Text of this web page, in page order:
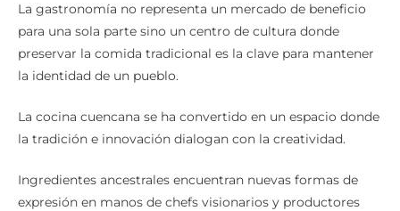
La gastronomía no representa un mercado de beneficio
para una sola parte sino un centro de cultura donde
preservar la comida tradicional es la clave para mantener
la identidad de un pueblo.
La cocina cuencana se ha convertido en un espacio donde
la tradición e innovación dialogan con la creatividad.
Ingredientes ancestrales encuentran nuevas formas de
expresión en manos de chefs visionarios y productores